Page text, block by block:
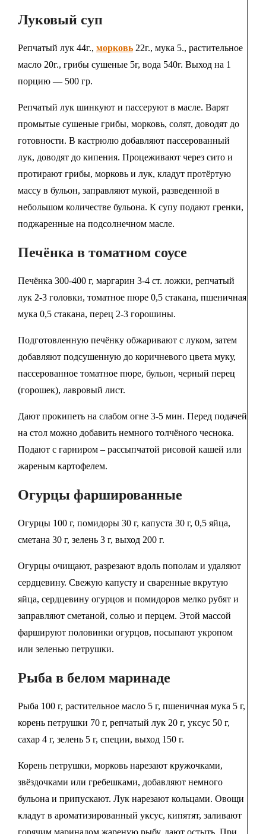
Луковый суп
Репчатый лук 44г., морковь22г., мука 5., растительное
масло 20г., грибы сушеные 5г, вода 540г. Выход на 1
порцию — 500 гр.
Репчатый лук шинкуют и пассеруют в масле. Варят
промытые сушеные грибы, морковь, солят, доводят до
готовности. В кастрюлю добавляют пассерованный
лук, доводят до кипения. Процеживают через сито и
протирают грибы, морковь и лук, кладут протёртую
массу в бульон, заправляют мукой, разведенной в
небольшом количестве бульона. К супу подают гренки,
поджаренные на подсолнечном масле.
Печёнка в томатном соусе
Печёнка 300-400 г, маргарин 3-4 ст. ложки, репчатый
лук 2-3 головки, томатное пюре 0,5 стакана, пшеничная
мука 0,5 стакана, перец 2-3 горошины.
Подготовленную печёнку обжаривают с луком, затем
добавляют подсушенную до коричневого цвета муку,
пассерованное томатное пюре, бульон, черный перец
(горошек), лавровый лист.
Дают прокипеть на слабом огне 3-5 мин. Перед подачей
на стол можно добавить немного толчёного чеснока.
Подают с гарниром – рассыпчатой рисовой кашей или
жареным картофелем.
Огурцы фаршированные
Огурцы 100 г, помидоры 30 г, капуста 30 г, 0,5 яйца,
сметана 30 г, зелень 3 г, выход 200 г.
Огурцы очищают, разрезают вдоль пополам и удаляют
сердцевину. Свежую капусту и сваренные вкрутую
яйца, сердцевину огурцов и помидоров мелко рубят и
заправляют сметаной, солью и перцем. Этой массой
фаршируют половинки огурцов, посыпают укропом
или зеленью петрушки.
Рыба в белом маринаде
Рыба 100 г, растительное масло 5 г, пшеничная мука 5 г,
корень петрушки 70 г, репчатый лук 20 г, уксус 50 г,
сахар 4 г, зелень 5 г, специи, выход 150 г.
Корень петрушки, морковь нарезают кружочками,
звёздочками или гребешками, добавляют немного
бульона и припускают. Лук нарезают кольцами. Овощи
кладут в ароматизированный уксус, кипятят, заливают
горячим маринадом жареную рыбу, дают остыть. При